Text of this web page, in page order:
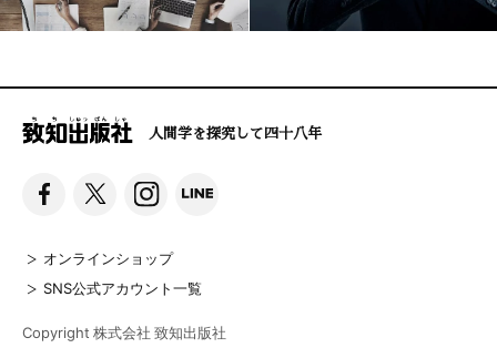
人間学を探究して四十八年
オンラインショップ
SNS公式アカウント一覧
Copyright 株式会社 致知出版社